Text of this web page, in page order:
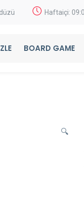
Haftaiçi:
BOARD GAME
🔍